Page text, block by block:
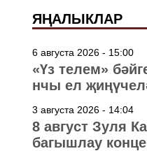
ЯҢАЛЫКЛАР
6 августа 2026 - 15:00
«Үз телем»
нчы ел
3 августа 2026 - 14:04
8 август Зуля
багышлау